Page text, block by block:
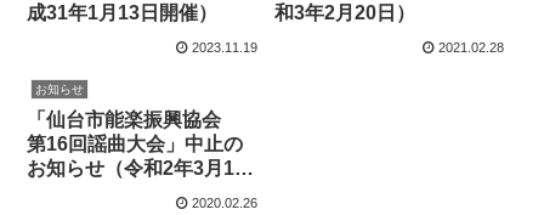
成31年1月13日開催）
2023.11.19
和3年2月20日）
2021.02.28
お知らせ
「仙台市能楽振興協会
第16回謡曲大会」中止の
お知らせ（令和2年3月1日
2020.02.26